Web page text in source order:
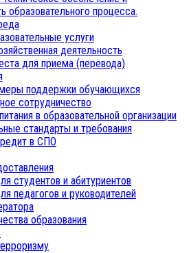
образовательного процесса.
услуги
деятельность
для приема (перевода)
поддержки обучающихся
сотрудничество
в образовательной организации
стандарты и требования
в СПО
студентов и абитуриентов
педагогов и руководителей
образования